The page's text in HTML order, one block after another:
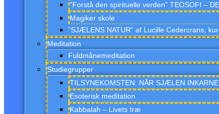
”Forstå den spirituelle verden” TEOSOFI –
Magiker skole
”SJÆLENS NATUR” af Lucille Cedercrans,
Meditation
Fuldmånemeditation
Studiegrupper
TILSYNEKOMSTEN: NÅR SJÆLEN
Esoterisk meditation
Kabbalah – Livets træ